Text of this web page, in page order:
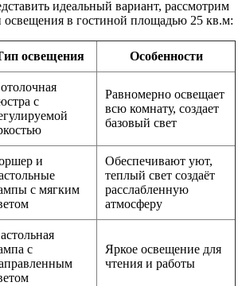
идеальный вариант, рассмотрим
в гостиной площадью 25 кв.м:
освещения Особенности
с
Равномерно освещает
всю комнату, создает
базовый свет
и
с мягким
Обеспечивают уют,
теплый свет создаёт
расслабленную
атмосферу
с
Яркое освещение для
чтения и работы